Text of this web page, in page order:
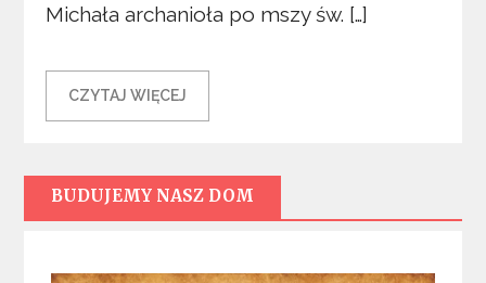
Michała archanioła po mszy św. […]
CZYTAJ WIĘCEJ
BUDUJEMY NASZ DOM